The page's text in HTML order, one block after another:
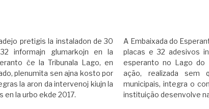
pretigis la instaladon de 30
informajn glumarkojn en la
ĉe la Tribunala Lago, en
plenumita sen ajna kosto por
la aron da intervenoj kiujn la
la urbo ekde 2017.
A Embaixada do
placas e 32 adesivos
esperanto no Lago do
ação, realizada sem
municipais, integra o
instituição desenvolve